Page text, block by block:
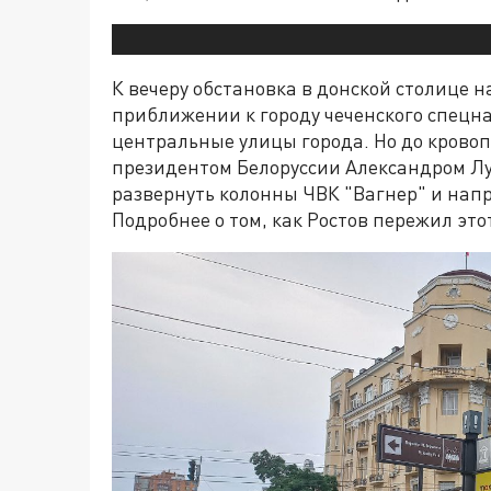
К вечеру обстановка в донской столице
приближении к городу чеченского
центральные улицы города. Но до
президентом Белоруссии Александром
развернуть колонны ЧВК "Вагнер" и
Подробнее о том, как Ростов пережил